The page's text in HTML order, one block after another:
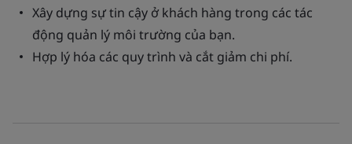
Xây dựng sự tin cậy ở khách hàng trong các tác
động quản lý môi trường của bạn.
Hợp lý hóa các quy trình và cắt giảm chi phí.